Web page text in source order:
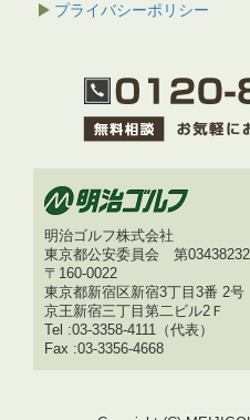
プライバシーポリシー
明治ゴルフ株式会社
東京都公安委員会 第
〒160-0022
東京都新宿区新宿3丁目3番 2号
京王新宿三丁目第二ビル2Ｆ
Tel :03-3358-4111（代表）
Fax :03-3356-4668